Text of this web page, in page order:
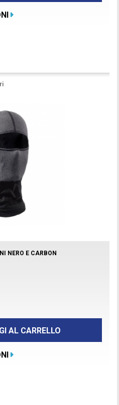
NERO E CARBON
AL CARRELLO